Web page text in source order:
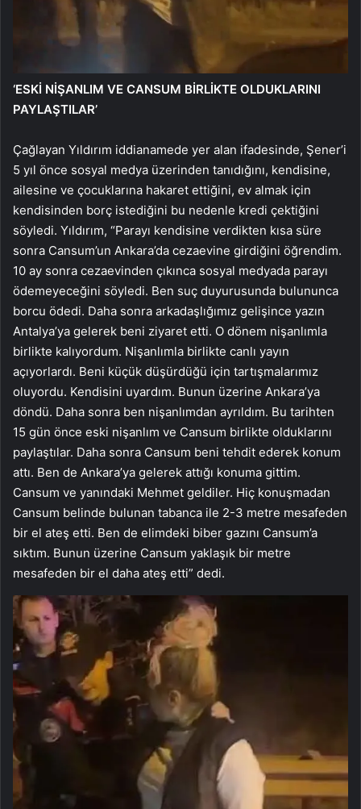
‘ESKİ NİŞANLIM VE CANSUM BİRLİKTE OLDUKLARINI
PAYLAŞTILAR’
Çağlayan Yıldırım iddianamede yer alan ifadesinde, Şener’i
5 yıl önce sosyal medya üzerinden tanıdığını, kendisine,
ailesine ve çocuklarına hakaret ettiğini, ev almak için
kendisinden borç istediğini bu nedenle kredi çektiğini
söyledi. Yıldırım, “Parayı kendisine verdikten kısa süre
sonra Cansum’un Ankara’da cezaevine girdiğini öğrendim.
10 ay sonra cezaevinden çıkınca sosyal medyada parayı
ödemeyeceğini söyledi. Ben suç duyurusunda bulununca
borcu ödedi. Daha sonra arkadaşlığımız gelişince yazın
Antalya’ya gelerek beni ziyaret etti. O dönem nişanlımla
birlikte kalıyordum. Nişanlımla birlikte canlı yayın
açıyorlardı. Beni küçük düşürdüğü için tartışmalarımız
oluyordu. Kendisini uyardım. Bunun üzerine Ankara’ya
döndü. Daha sonra ben nişanlımdan ayrıldım. Bu tarihten
15 gün önce eski nişanlım ve Cansum birlikte olduklarını
paylaştılar. Daha sonra Cansum beni tehdit ederek konum
attı. Ben de Ankara’ya gelerek attığı konuma gittim.
Cansum ve yanındaki Mehmet geldiler. Hiç konuşmadan
Cansum belinde bulunan tabanca ile 2-3 metre mesafeden
bir el ateş etti. Ben de elimdeki biber gazını Cansum’a
sıktım. Bunun üzerine Cansum yaklaşık bir metre
mesafeden bir el daha ateş etti” dedi.